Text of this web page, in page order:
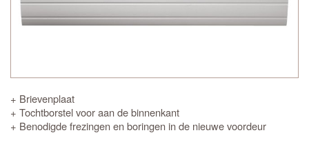
+ Brievenplaat
+ Tochtborstel voor aan de binnenkant
+ Benodigde frezingen en boringen in de nieuwe voordeur